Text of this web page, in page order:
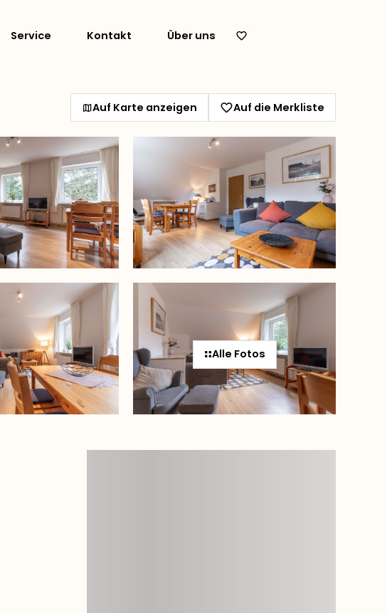
Service Kontakt Über uns
Auf Karte anzeigen Auf die Merkliste
Alle Fotos